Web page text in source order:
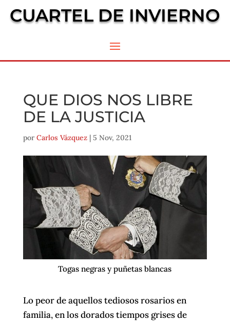
CUARTEL DE INVIERNO
QUE DIOS NOS LIBRE
DE LA JUSTICIA
por Carlos Vázquez| 5 Nov, 2021
Togas negras y puñetas blancas
Lo peor de aquellos tediosos rosarios en
familia, en los dorados tiempos grises de